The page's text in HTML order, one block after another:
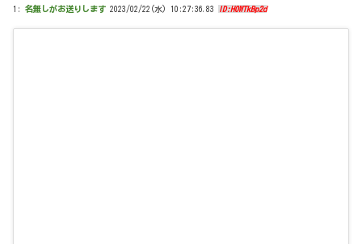
1: 名無しがお送りします 2023/02/22(水) 10:27:36.83 ID:H0WTkBp2d